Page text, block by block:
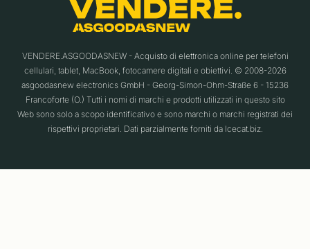
VENDERE.ASGOODASNEW - Acquisto di elettronica online per telefoni
cellulari, tablet, MacBook, fotocamere digitali e obiettivi. © 2008-2026
asgoodasnew electronics GmbH - Georg-Simon-Ohm-Straße 6 - 15236
Francoforte (O.) Tutti i nomi di marchi e prodotti utilizzati in questo sito
Web sono solo a scopo identificativo e sono marchi o marchi registrati dei
rispettivi proprietari. Dati parzialmente forniti da Icecat.biz.